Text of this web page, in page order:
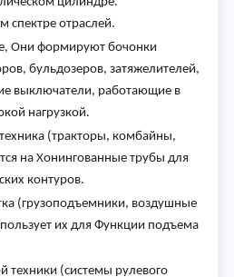
спектре отраслей.
Они формируют бочонки
бульдозеров, затяжелителей,
выключатели, работающие в
нагрузкой.
(тракторы, комбайны,
на Хонингованные трубы для
контуров.
(грузоподъемники, воздушные
их для Функции подъема
техники (системы рулевого